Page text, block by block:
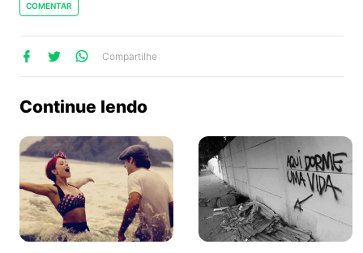
COMENTAR
Compartilhe
Continue lendo